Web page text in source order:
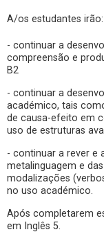
A/os estudantes irão:
- continuar a
compreensão e
B2
- continuar a
académico, tais
de causa-efeito em
uso de estruturas
- continuar a rever e
metalinguagem e
modalizações
no uso académico.
Após completarem
em Inglês 5.